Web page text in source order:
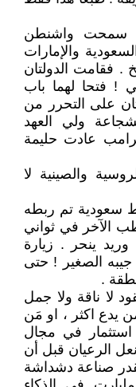
سمحت واشنطن
والإمارات
. فقامت الدولتان
! فتحا لهما باب
على التحرر من
ولي العهد
عادت حليمة
والصينية لا
سعودية تم ربطه
الآخر في ثواني
ينحر . زيارة
الصغير ! حتى
.
لا ناقة ولا جمل
يدع اكثر ، او مَن
استثمار في مجال
الرعيان قبل أن
صناعة دشداشة